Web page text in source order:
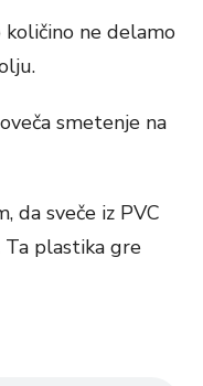
ne delamo
smetenje na
da sveče iz PVC
plastika gre